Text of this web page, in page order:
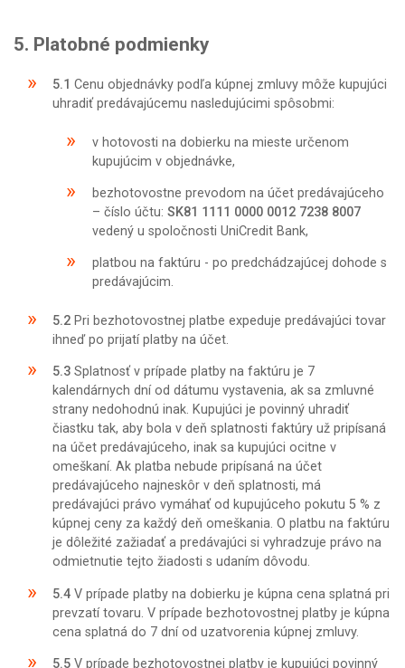
5. Platobné podmienky
5.1 Cenu objednávky podľa kúpnej zmluvy môže kupujúci
uhradiť predávajúcemu nasledujúcimi spôsobmi:
v hotovosti na dobierku na mieste určenom
kupujúcim v objednávke,
bezhotovostne prevodom na účet predávajúceho
– číslo účtu: SK81 1111 0000 0012 7238 8007
vedený u spoločnosti UniCredit Bank,
platbou na faktúru - po predchádzajúcej dohode s
predávajúcim.
5.2 Pri bezhotovostnej platbe expeduje predávajúci tovar
ihneď po prijatí platby na účet.
5.3 Splatnosť v prípade platby na faktúru je 7
kalendárnych dní od dátumu vystavenia, ak sa zmluvné
strany nedohodnú inak. Kupujúci je povinný uhradiť
čiastku tak, aby bola v deň splatnosti faktúry už pripísaná
na účet predávajúceho, inak sa kupujúci ocitne v
omeškaní. Ak platba nebude pripísaná na účet
predávajúceho najneskôr v deň splatnosti, má
predávajúci právo vymáhať od kupujúceho pokutu 5 % z
kúpnej ceny za každý deň omeškania. O platbu na faktúru
je dôležité zažiadať a predávajúci si vyhradzuje právo na
odmietnutie tejto žiadosti s udaním dôvodu.
5.4 V prípade platby na dobierku je kúpna cena splatná pri
prevzatí tovaru. V prípade bezhotovostnej platby je kúpna
cena splatná do 7 dní od uzatvorenia kúpnej zmluvy.
5.5 V prípade bezhotovostnej platby je kupujúci povinný